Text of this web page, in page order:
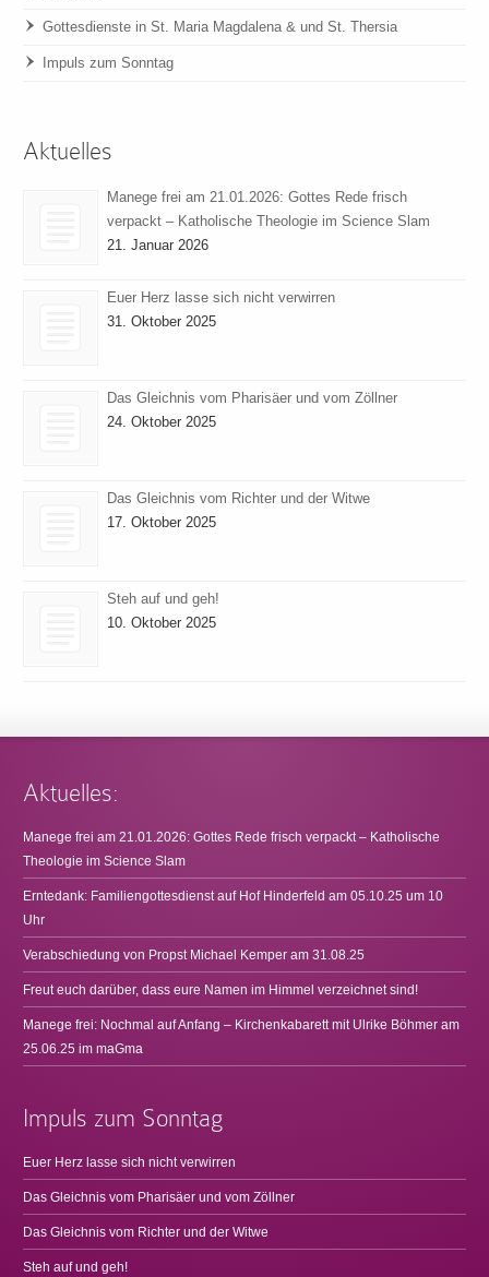
Gottesdienste in St. Maria Magdalena & und St. Thersia
Impuls zum Sonntag
Aktuelles
Manege frei am 21.01.2026: Gottes Rede frisch
verpackt – Katholische Theologie im Science Slam
21. Januar 2026
Euer Herz lasse sich nicht verwirren
31. Oktober 2025
Das Gleichnis vom Pharisäer und vom Zöllner
24. Oktober 2025
Das Gleichnis vom Richter und der Witwe
17. Oktober 2025
Steh auf und geh!
10. Oktober 2025
Aktuelles:
Manege frei am 21.01.2026: Gottes Rede frisch verpackt – Katholische
Theologie im Science Slam
Erntedank: Familiengottesdienst auf Hof Hinderfeld am 05.10.25 um 10
Uhr
Verabschiedung von Propst Michael Kemper am 31.08.25
Freut euch darüber, dass eure Namen im Himmel verzeichnet sind!
Manege frei: Nochmal auf Anfang – Kirchenkabarett mit Ulrike Böhmer am
25.06.25 im maGma
Impuls zum Sonntag
Euer Herz lasse sich nicht verwirren
Das Gleichnis vom Pharisäer und vom Zöllner
Das Gleichnis vom Richter und der Witwe
Steh auf und geh!